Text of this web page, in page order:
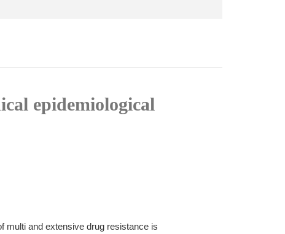
epidemiological
multi and extensive drug resistance is